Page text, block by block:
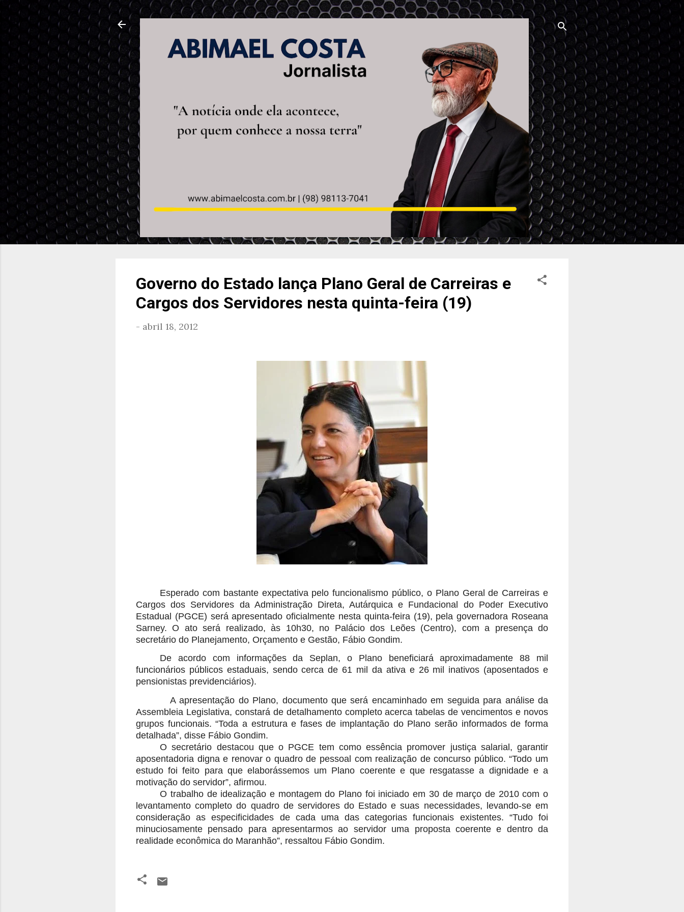
Pular para o conteúdo principal
Governo do Estado lança Plano Geral de Carreiras e
Cargos dos Servidores nesta quinta-feira (19)
- abril 18, 2012
Esperado com bastante expectativa pelo funcionalismo público, o Plano Geral de Carreiras e
Cargos dos Servidores da Administração Direta, Autárquica e Fundacional do Poder Executivo
Estadual (PGCE) será apresentado oficialmente nesta quinta-feira (19), pela governadora Roseana
Sarney. O ato será realizado, às 10h30, no Palácio dos Leões (Centro), com a presença do
secretário do Planejamento, Orçamento e Gestão, Fábio Gondim.
De acordo com informações da Seplan, o Plano beneficiará aproximadamente 88 mil
funcionários públicos estaduais, sendo cerca de 61 mil da ativa e 26 mil inativos (aposentados e
pensionistas previdenciários).
A apresentação do Plano, documento que será encaminhado em seguida para análise da
Assembleia Legislativa, constará de detalhamento completo acerca tabelas de vencimentos e novos
grupos funcionais. “Toda a estrutura e fases de implantação do Plano serão informados de forma
detalhada”, disse Fábio Gondim.
O secretário destacou que o PGCE tem como essência promover justiça salarial, garantir
aposentadoria digna e renovar o quadro de pessoal com realização de concurso público. “Todo um
estudo foi feito para que elaborássemos um Plano coerente e que resgatasse a dignidade e a
motivação do servidor”, afirmou.
O trabalho de idealização e montagem do Plano foi iniciado em 30 de março de 2010 com o
levantamento completo do quadro de servidores do Estado e suas necessidades, levando-se em
consideração as especificidades de cada uma das categorias funcionais existentes. “Tudo foi
minuciosamente pensado para apresentarmos ao servidor uma proposta coerente e dentro da
realidade econômica do Maranhão”, ressaltou Fábio Gondim.